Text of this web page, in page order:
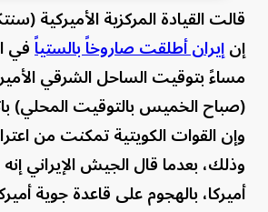
قالت القيادة المركزية الأميركية
إنإيران أطلقت صاروخاً بالستياً
(صباح الخميس بالتوقيت المحلي)
وإن القوات الكويتية تمكنت من
وذلك، بعدما قال الجيش الإيراني
أميركا، بالهجوم على قاعدة جوية